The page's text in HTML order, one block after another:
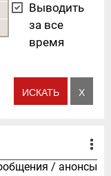
Выводить
за все
время
/ анонсы